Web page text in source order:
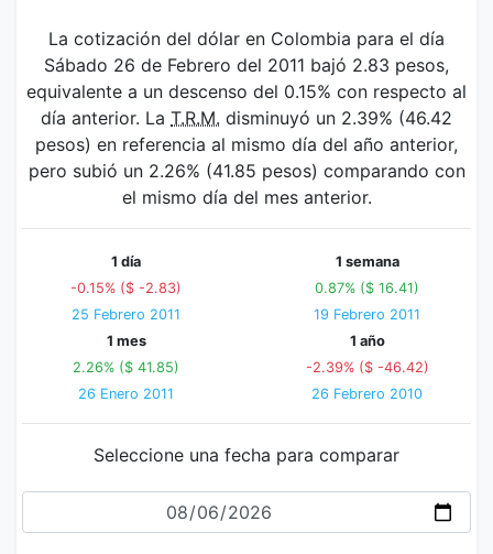
La cotización del dólar en Colombia para el día
Sábado 26 de Febrero del 2011 bajó 2.83 pesos,
equivalente a un descenso del 0.15% con respecto al
día anterior. La T.R.M. disminuyó un 2.39% (46.42
pesos) en referencia al mismo día del año anterior,
pero subió un 2.26% (41.85 pesos) comparando con
el mismo día del mes anterior.
1 día
-0.15% ($ -2.83)
25 Febrero 2011
1 semana
0.87% ($ 16.41)
19 Febrero 2011
1 mes
2.26% ($ 41.85)
26 Enero 2011
1 año
-2.39% ($ -46.42)
26 Febrero 2010
Seleccione una fecha para comparar
Fecha